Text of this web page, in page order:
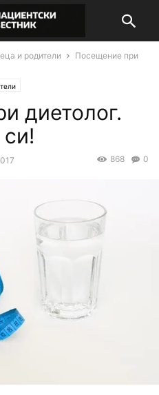
и родители
Посещение при
диетолог.
0
868